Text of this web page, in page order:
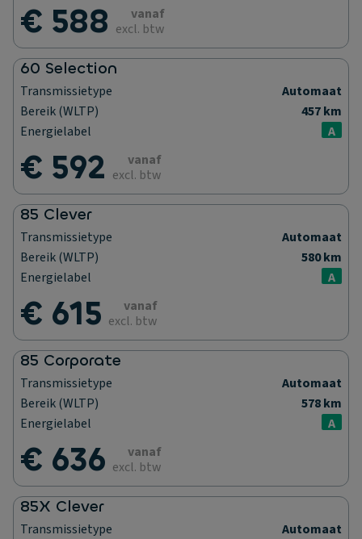
€ 588
vanaf
excl. btw
60 Selection
Transmissietype
Automaat
Bereik (WLTP)
457 km
Energielabel
A
€ 592
vanaf
excl. btw
85 Clever
Transmissietype
Automaat
Bereik (WLTP)
580 km
Energielabel
A
€ 615
vanaf
excl. btw
85 Corporate
Transmissietype
Automaat
Bereik (WLTP)
578 km
Energielabel
A
€ 636
vanaf
excl. btw
85X Clever
Transmissietype
Automaat